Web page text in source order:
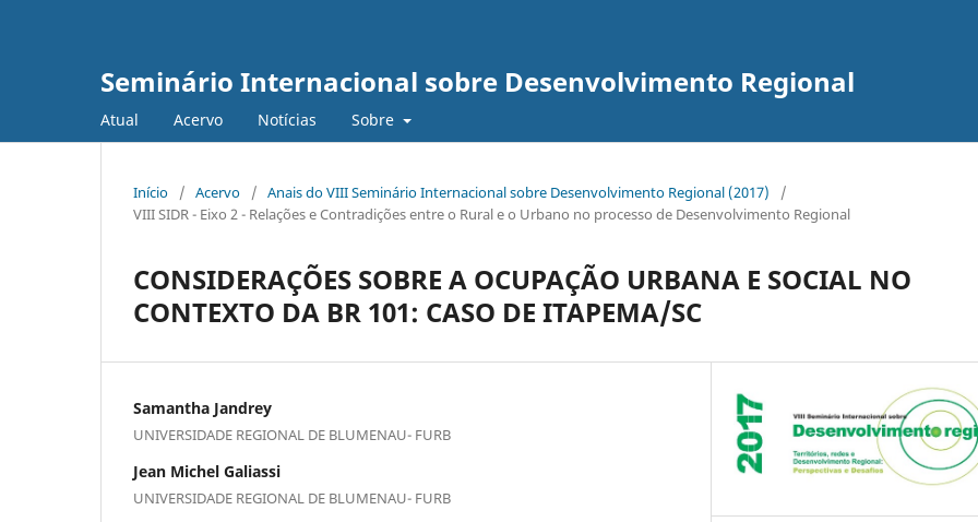
Seminário Internacional sobre Desenvolvimento Regional
Atual Acervo Notícias Sobre
Início / Acervo / Anais do VIII Seminário Internacional sobre Desenvolvimento Regional (2017)
/
VIII SIDR - Eixo 2 - Relações e Contradições entre o Rural e o Urbano no processo de Desenvolvimento Regional
CONSIDERAÇÕES SOBRE A OCUPAÇÃO URBANA E SOCIAL NO
CONTEXTO DA BR 101: CASO DE ITAPEMA/SC
Samantha Jandrey
UNIVERSIDADE REGIONAL DE BLUMENAU- FURB
Jean Michel Galiassi
UNIVERSIDADE REGIONAL DE BLUMENAU- FURB